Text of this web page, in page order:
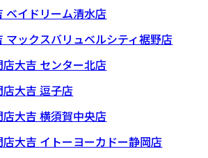
ベイドリーム清水店
マックスバリュベルシティ裾野店
大吉 センター北店
大吉 逗子店
大吉 横須賀中央店
店大吉 イトーヨーカドー静岡店